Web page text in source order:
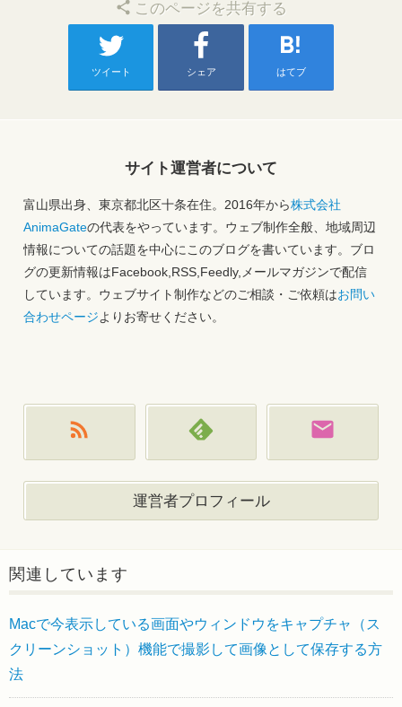
このページを共有する
ツイート シェア はてブ
サイト運営者について
富山県出身、東京都北区十条在住。2016年から株式会社
AnimaGateの代表をやっています。ウェブ制作全般、地域周辺
情報についての話題を中心にこのブログを書いています。ブロ
グの更新情報はFacebook,RSS,Feedly,メールマガジンで配信
しています。ウェブサイト制作などのご相談・ご依頼はお問い
合わせページよりお寄せください。
運営者プロフィール
関連しています
Macで今表示している画面やウィンドウをキャプチャ（ス
クリーンショット）機能で撮影して画像として保存する方
法